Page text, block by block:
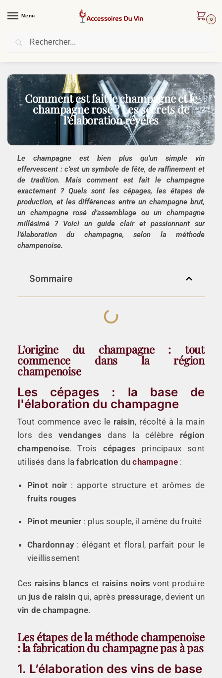
Menu
0
Livraison offerte dès 30 € d’achat !
Comment est fait le champagne et le
champagne rosé ? Les secrets de
l’élaboration révélés
Le champagne est bien plus qu’un simple vin
effervescent : c’est un symbole de fête, de raffinement et
de tradition. Mais comment est fait le champagne
exactement ? Quels sont les cépages, les étapes de
production, et les différences entre un champagne brut,
un champagne rosé d’assemblage ou unchampagne
millésimé ? Voici un guide clair et passionnant sur
l’élaboration du champagne, selon laméthode
champenoise.
Sommaire
L’origine du champagne : tout
commence dans la région
champenoise
Les cépages : la base de
l'élaboration du champagne
Tout commence avec le raisin, récolté à la main
lors desvendanges dans la célèbre région
champenoise. Trois cépages principaux sont
utilisés dans lafabrication duchampagne :
Pinot noir : apporte structure et arômes de
fruits rouges
Pinot meunier : plus souple, il amène du fruité
Chardonnay: élégant et floral, parfait pour le
vieillissement
Ces raisins blancs et raisins noirs vont produire
un jus de raisin qui, après pressurage, devient un
vin de champagne.
Les étapes de la méthode champenoise
: la fabrication du champagne pas à pas
1. L’élaboration des vins de base